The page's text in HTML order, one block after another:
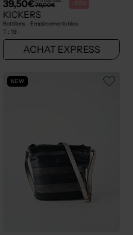
39,50€79,00€ -50%
KICKERS
Bottillons - Empiècements bleu
T : 19
ACHAT EXPRESS
NEW